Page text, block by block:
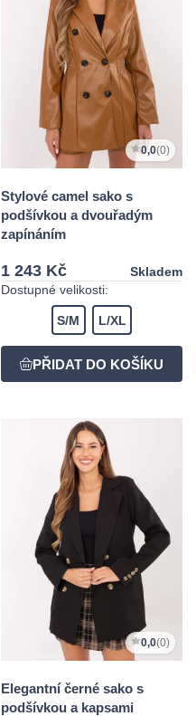
0,0(0)
Stylové camel sako s
podšívkou a dvouřadým
zapínáním
1 243 Kč
Skladem
Dostupné velikosti:
S/M L/XL
0,0(0)
Elegantní černé sako s
podšívkou a kapsami